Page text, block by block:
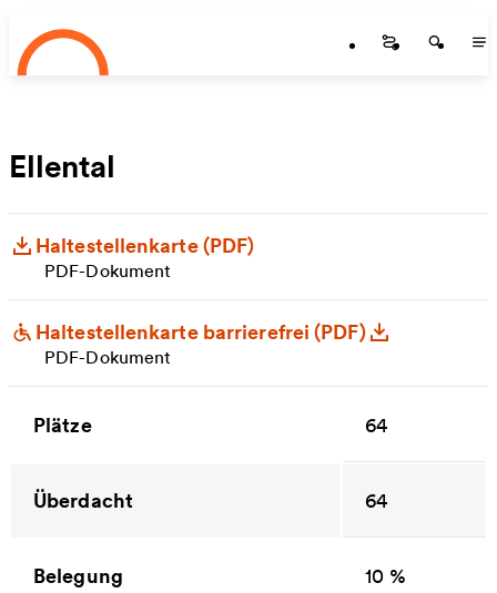
Zum Hauptinhalt springen
Startseite
Ellental
Haltestellenkarte (PDF)
PDF-Dokument
Haltestellenkarte barrierefrei (PDF)
PDF-Dokument
Plätze 64
Überdacht 64
Belegung 10 %